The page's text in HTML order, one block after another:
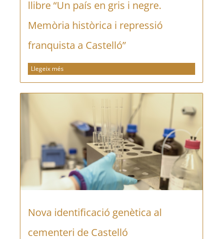
llibre “Un país en gris i negre.
Memòria històrica i repressió
franquista a Castelló”
Llegeix més
Nova identificació genètica al
cementeri de Castelló